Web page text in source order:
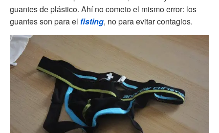
guantes de plástico. Ahí no cometo el mismo error: los
guantes son para el fisting, no para evitar contagios.